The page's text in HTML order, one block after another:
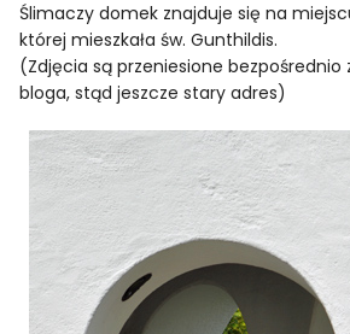
Dom na kółkach
Ślimaczy domek znajduje się na
której mieszkała św. Gunthildis.
(Zdjęcia są przeniesione
bloga, stąd jeszcze stary adres)